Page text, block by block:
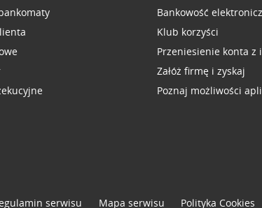
Bankowość
Klub korzyści
Przeniesienie konta z
Załóż firmę i zyskaj
Poznaj możliwości
serwisu Mapa serwisu Polityka Cookies